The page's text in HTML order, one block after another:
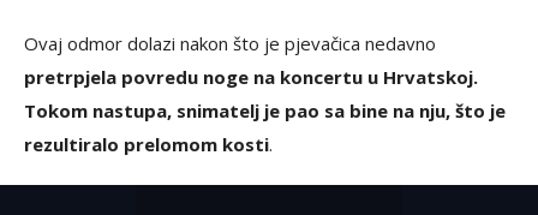
Ovaj odmor dolazi nakon što je pjevačica nedavno
pretrpjela povredu noge na koncertu u Hrvatskoj.
Tokom nastupa, snimatelj je pao sa bine na nju, što je
rezultiralo prelomom kosti.